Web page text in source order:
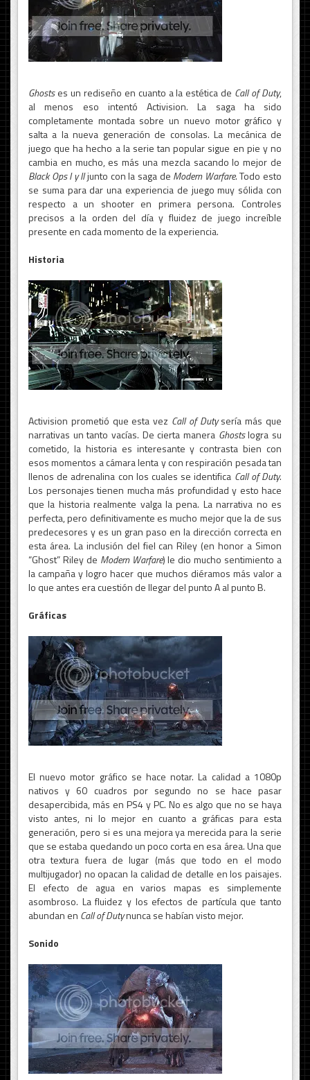
Ghostses un rediseño en cuanto a la estética de Call of Duty,
al menos eso intentó Activision. La saga ha sido
completamente montada sobre un nuevo motor gráfico y
salta a la nueva generación de consolas. La mecánica de
juego que ha hecho a la serie tan popular sigue en pie y no
cambia en mucho, es más una mezcla sacando lo mejor de
Black Ops I y IIjunto con la saga de Modern Warfare. Todo esto
se suma para dar una experiencia de juego muy sólida con
respecto a un shooter en primera persona. Controles
precisos a la orden del día y fluidez de juego increíble
presente en cada momento de la experiencia.
Historia
Activision prometió que esta vez Call of Dutysería más que
narrativas un tanto vacías. De cierta manera Ghostslogra su
cometido, la historia es interesante y contrasta bien con
esos momentos a cámara lenta y con respiración pesada tan
llenos de adrenalina con los cuales se identifica Call of Duty.
Los personajes tienen mucha más profundidad y esto hace
que la historia realmente valga la pena. La narrativa no es
perfecta, pero definitivamente es mucho mejor que la de sus
predecesores y es un gran paso en la dirección correcta en
esta área. La inclusión del fiel can Riley (en honor a Simon
“Ghost” Riley de Modern Warfare) le dio mucho sentimiento a
la campaña y logro hacer que muchos diéramos más valor a
lo que antes era cuestión de llegar del punto A al punto B.
Gráficas
El nuevo motor gráfico se hace notar. La calidad a 1080p
nativos y 60 cuadros por segundo no se hace pasar
desapercibida, más en PS4 y PC. No es algo que no se haya
visto antes, ni lo mejor en cuanto a gráficas para esta
generación, pero si es una mejora ya merecida para la serie
que se estaba quedando un poco corta en esa área. Una que
otra textura fuera de lugar (más que todo en el modo
multijugador) no opacan la calidad de detalle en los paisajes.
El efecto de agua en varios mapas es simplemente
asombroso. La fluidez y los efectos de partícula que tanto
abundan en Call of Dutynunca se habían visto mejor.
Sonido